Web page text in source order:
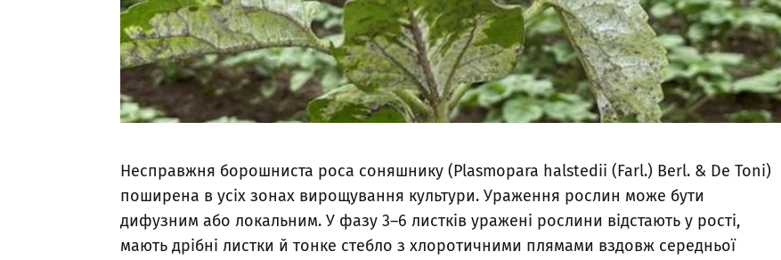
Несправжня борошниста роса соняшнику (Plasmopara halstedii (Farl.) Berl. & De Toni)
поширена в усіх зонах вирощування культури. Ураження рослин може бути
дифузним або локальним. У фазу 3–6 листків уражені рослини відстають у рості,
мають дрібні листки й тонке стебло з хлоротичними плямами вздовж середньої